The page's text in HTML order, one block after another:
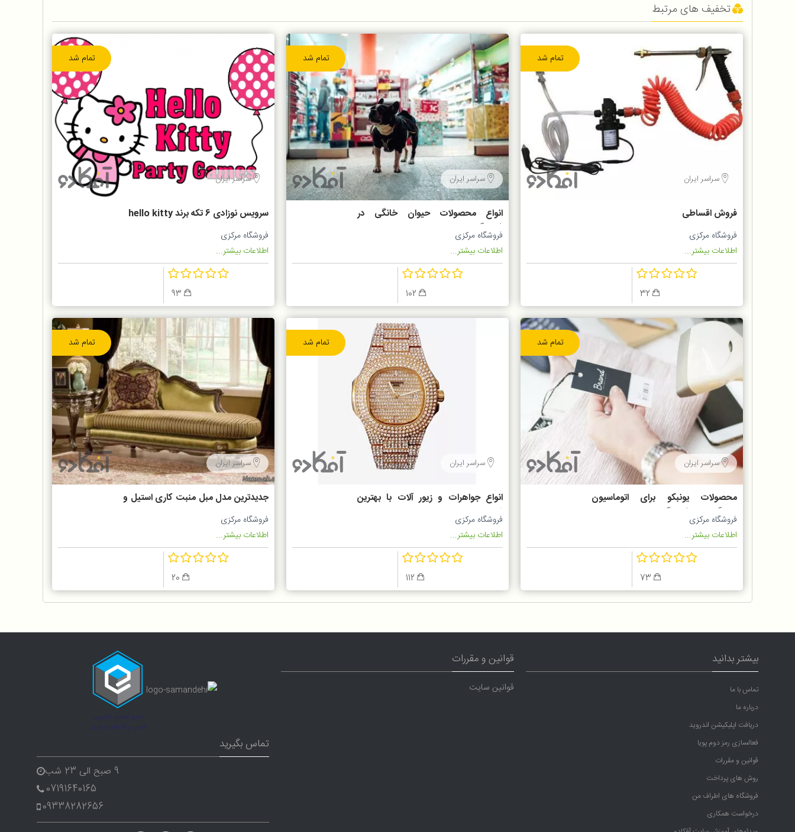
تخفیف های مرتبط
تمام شد
سراسر ایران
فروش اقساطی
فروشگاه مرکزی
اطلاعات بیشتر...
تمام شد
سراسر ایران
انواع محصولات حیوان خانگی در
فروشگاه پت شاپ
فروشگاه مرکزی
اطلاعات بیشتر...
تمام شد
سراسر ایران
سرویس نوزادی 6 تکه برند hello kitty
فروشگاه مرکزی
اطلاعات بیشتر...
تمام شد
سراسر ایران
محصولات یونبکو برای اتوماسیون
دستگاه های فروشگاهی
فروشگاه مرکزی
اطلاعات بیشتر...
تمام شد
سراسر ایران
انواع جواهرات و زیور آلات با بهترین
قیمت
فروشگاه مرکزی
اطلاعات بیشتر...
تمام شد
سراسر ایران
جدیدترین مدل مبل منبت کاری استیل و
راحتی منزل
فروشگاه مرکزی
اطلاعات بیشتر...
بیشتر بدانید
تماس با ما
درباره ما
دریافت اپلیکیشن اندروید
فعالسازی رمز دوم پویا
قوانین و مقررات
روش های پرداخت
فروشگاه های اطراف من
درخواست همکاری
قوانین و مقررات
قوانین سایت
تماس بگیرید
9 صبح الی 23 شب
07191640165
09338282656